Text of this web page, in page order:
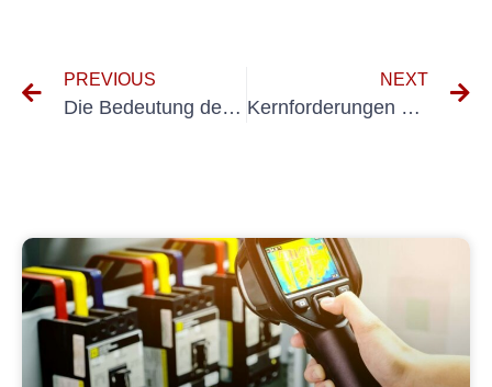
PREVIOUS
Die Bedeutung der Einhaltung der DGUV Fahrzeuge 70 für Fahrzeugbetreiber
NEXT
Kernforderungen der DGUV 3 BGV A3: Ein umfassender Leitfaden für Arbeitgeber